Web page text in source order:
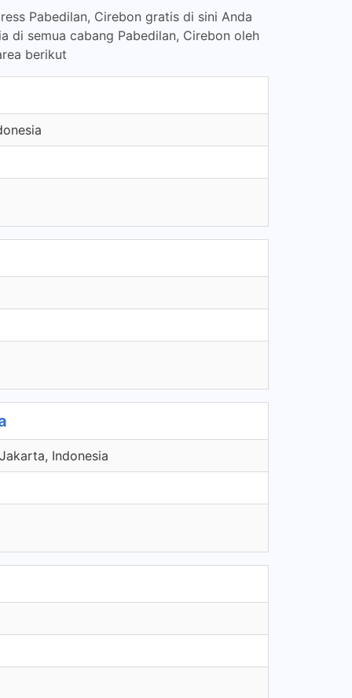
Pabedilan, Cirebon gratis di sini Anda
di semua cabang Pabedilan, Cirebon oleh
berikut
Indonesia